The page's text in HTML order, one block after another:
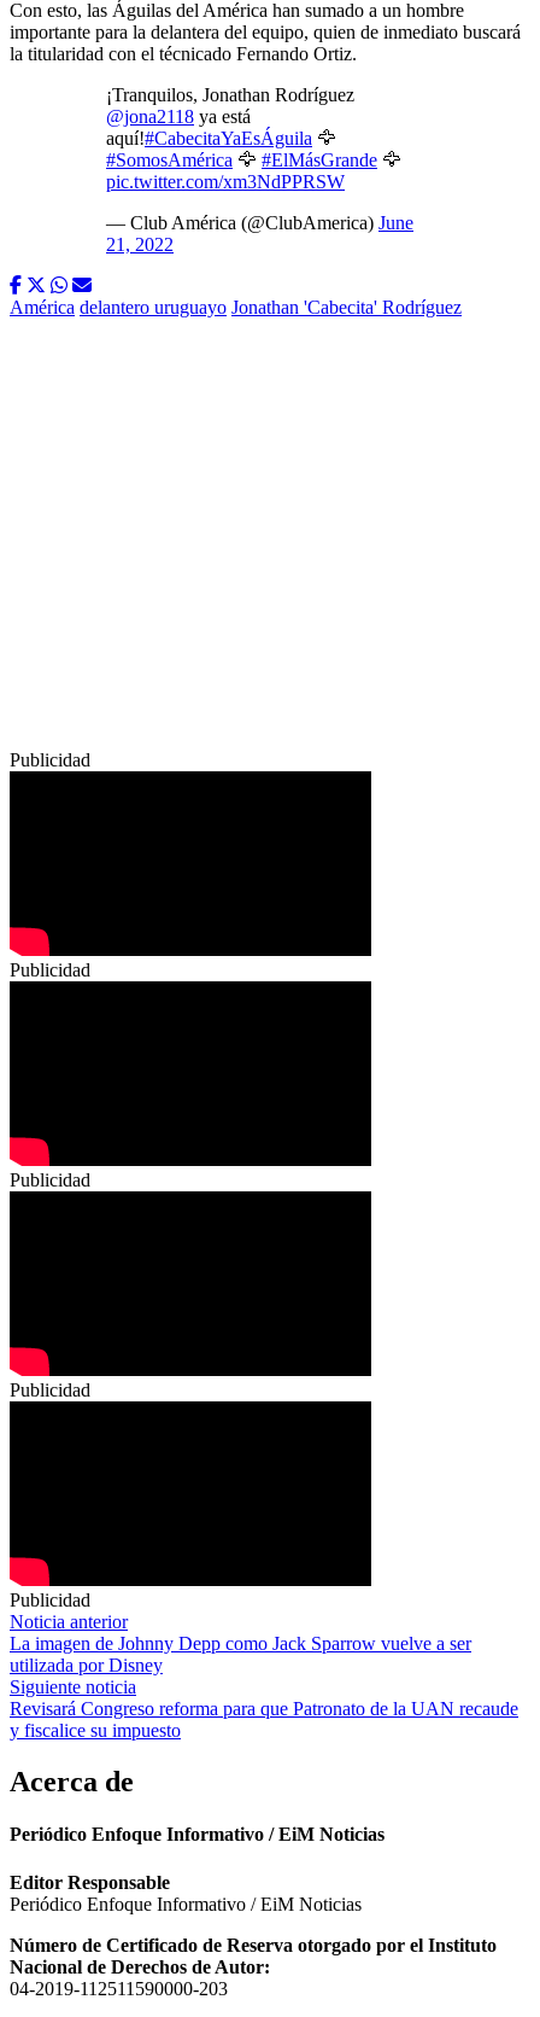
Con esto, las Águilas del América han sumado a un hombre
importante para la delantera del equipo, quien de inmediato buscará
la titularidad con el técnicado Fernando Ortiz.
¡Tranquilos, Jonathan Rodríguez
@jona2118 ya está
aquí!#CabecitaYaEsÁguila 🦅
#SomosAmérica 🦅 #ElMásGrande 🦅
pic.twitter.com/xm3NdPPRSW
— Club América (@ClubAmerica) June
21, 2022
América delantero uruguayo Jonathan 'Cabecita' Rodríguez
Publicidad
Publicidad
Publicidad
Publicidad
Publicidad
Navegación
de
entradas
Noticia anterior
La imagen de Johnny Depp como Jack Sparrow vuelve a ser
utilizada por Disney
Siguiente noticia
Revisará Congreso reforma para que Patronato de la UAN recaude
y fiscalice su impuesto
Acerca de
Periódico Enfoque Informativo / EiM Noticias
Editor Responsable
Periódico Enfoque Informativo / EiM Noticias
Número de Certificado de Reserva otorgado por el Instituto
Nacional de Derechos de Autor:
04-2019-112511590000-203